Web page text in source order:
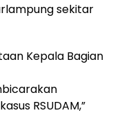
sekitar
Kepala Bagian
RSUDAM,”